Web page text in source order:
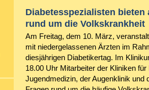
Diabetesspezialisten bieten
rund um die Volkskrankheit
Am Freitag, dem 10. März,
mit niedergelassenen Ärzten im
diesjährigen Diabetikertag. Im
18.00 Uhr Mitarbeiter der Kliniken
Jugendmedizin, der Augenklinik